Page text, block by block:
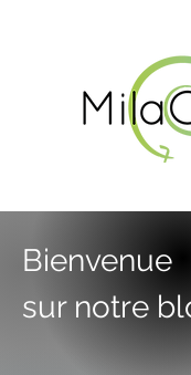
Bienvenue
sur notre